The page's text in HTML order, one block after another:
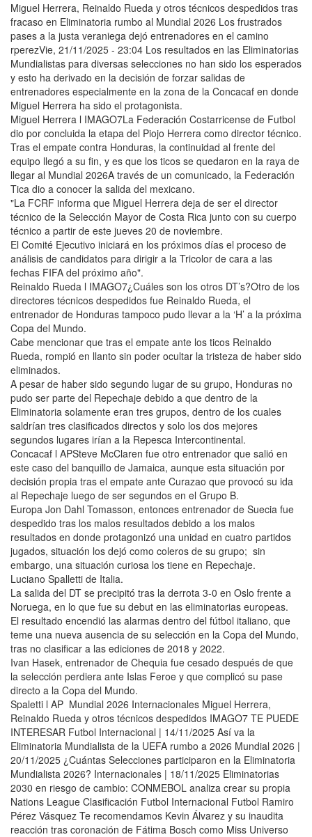
Miguel Herrera, Reinaldo Rueda y otros técnicos despedidos tras
fracaso en Eliminatoria rumbo al Mundial 2026 Los frustrados
pases a la justa veraniega dejó entrenadores en el camino
rperezVie, 21/11/2025 - 23:04 Los resultados en las Eliminatorias
Mundialistas para diversas selecciones no han sido los esperados
y esto ha derivado en la decisión de forzar salidas de
entrenadores especialmente en la zona de la Concacaf en donde
Miguel Herrera ha sido el protagonista.
Miguel Herrera l IMAGO7La Federación Costarricense de Futbol
dio por concluida la etapa del Piojo Herrera como director técnico.
Tras el empate contra Honduras, la continuidad al frente del
equipo llegó a su fin, y es que los ticos se quedaron en la raya de
llegar al Mundial 2026A través de un comunicado, la Federación
Tica dio a conocer la salida del mexicano.
"La FCRF informa que Miguel Herrera deja de ser el director
técnico de la Selección Mayor de Costa Rica junto con su cuerpo
técnico a partir de este jueves 20 de noviembre.
El Comité Ejecutivo iniciará en los próximos días el proceso de
análisis de candidatos para dirigir a la Tricolor de cara a las
fechas FIFA del próximo año".
Reinaldo Rueda l IMAGO7¿Cuáles son los otros DT’s?Otro de los
directores técnicos despedidos fue Reinaldo Rueda, el
entrenador de Honduras tampoco pudo llevar a la ‘H’ a la próxima
Copa del Mundo.
Cabe mencionar que tras el empate ante los ticos Reinaldo
Rueda, rompió en llanto sin poder ocultar la tristeza de haber sido
eliminados.
A pesar de haber sido segundo lugar de su grupo, Honduras no
pudo ser parte del Repechaje debido a que dentro de la
Eliminatoria solamente eran tres grupos, dentro de los cuales
saldrían tres clasificados directos y solo los dos mejores
segundos lugares irían a la Repesca Intercontinental.
Concacaf l APSteve McClaren fue otro entrenador que salió en
este caso del banquillo de Jamaica, aunque esta situación por
decisión propia tras el empate ante Curazao que provocó su ida
al Repechaje luego de ser segundos en el Grupo B.
Europa Jon Dahl Tomasson, entonces entrenador de Suecia fue
despedido tras los malos resultados debido a los malos
resultados en donde protagonizó una unidad en cuatro partidos
jugados, situación los dejó como coleros de su grupo; sin
embargo, una situación curiosa los tiene en Repechaje.
Luciano Spalletti de Italia.
La salida del DT se precipitó tras la derrota 3-0 en Oslo frente a
Noruega, en lo que fue su debut en las eliminatorias europeas.
El resultado encendió las alarmas dentro del fútbol italiano, que
teme una nueva ausencia de su selección en la Copa del Mundo,
tras no clasificar a las ediciones de 2018 y 2022.
Ivan Hasek, entrenador de Chequia fue cesado después de que
la selección perdiera ante Islas Feroe y que complicó su pase
directo a la Copa del Mundo.
Spaletti l AP Mundial 2026 Internacionales Miguel Herrera,
Reinaldo Rueda y otros técnicos despedidos IMAGO7 TE PUEDE
INTERESAR Futbol Internacional | 14/11/2025 Así va la
Eliminatoria Mundialista de la UEFA rumbo a 2026 Mundial 2026 |
20/11/2025 ¿Cuántas Selecciones participaron en la Eliminatoria
Mundialista 2026? Internacionales | 18/11/2025 Eliminatorias
2030 en riesgo de cambio: CONMEBOL analiza crear su propia
Nations League Clasificación Futbol Internacional Futbol Ramiro
Pérez Vásquez Te recomendamos Kevin Álvarez y su inaudita
reacción tras coronación de Fátima Bosch como Miss Universo